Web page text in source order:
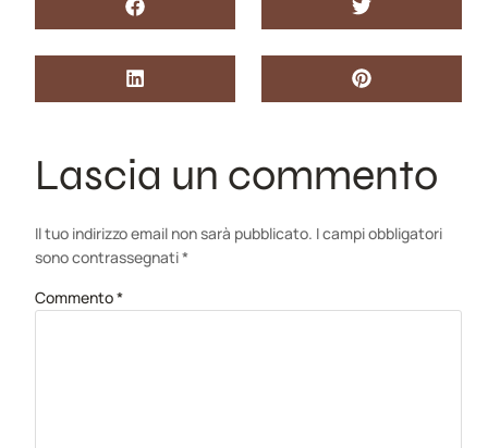
Lascia un commento
Il tuo indirizzo email non sarà pubblicato. I campi obbligatori
sono contrassegnati*
Commento*